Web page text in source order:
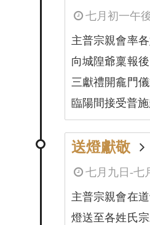
七月初一午
主普宗親會率
向城隍爺稟報
三獻禮開龕門
臨陽間接受普施
送燈獻敬
七月九日-七
主普宗親會在
燈送至各姓氏